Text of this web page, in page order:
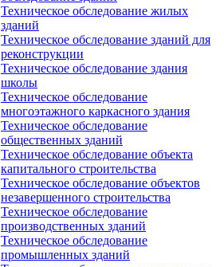
Техническое обследование жилых
зданий
Техническое обследование зданий для
реконструкции
Техническое обследование здания
школы
Техническое обследование
многоэтажного каркасного здания
Техническое обследование
общественных зданий
Техническое обследование объекта
капитального строительства
Техническое обследование объектов
незавершенного строительства
Техническое обследование
производственных зданий
Техническое обследование
промышленных зданий